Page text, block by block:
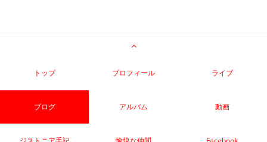
トップ プロフィール ライブ
ブログ アルバム 動画